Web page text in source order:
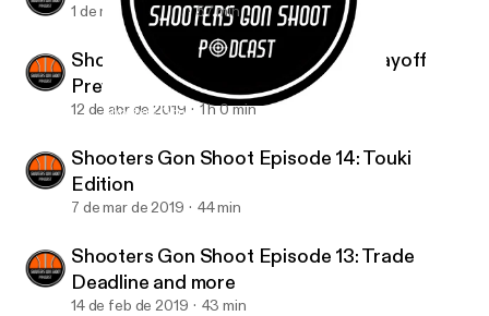
Shooters Gon Shoot Episode 14: Touki Edition
1 de may de 2019 57 min
Shooters Gon Shoot: Episode 15 Playoff
Preview
12 de abr de 2019 1 h 0 min
Shooters Gon Shoot Episode 14: Touki
Edition
7 de mar de 2019 44 min
Shooters Gon Shoot Episode 13: Trade
Deadline and more
14 de feb de 2019 43 min